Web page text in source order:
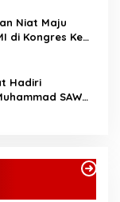
Niat Maju
di Kongres Ke
Hadiri
SAW
Senyerang